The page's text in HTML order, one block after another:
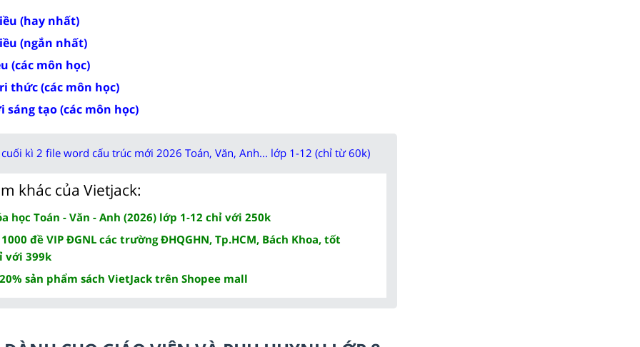
(hay nhất)
(ngắn nhất)
(các môn học)
thức (các môn học)
sáng tạo (các môn học)
kì 2 file word cấu trúc mới 2026 Toán, Văn, Anh... lớp 1-12 (chỉ từ 60k)
khác của Vietjack:
học Toán - Văn - Anh (2026) lớp 1-12 chỉ với 250k
đề VIP ĐGNL các trường ĐHQGHN, Tp.HCM, Bách Khoa, tốt
với 399k
sản phẩm sách VietJack trên Shopee mall